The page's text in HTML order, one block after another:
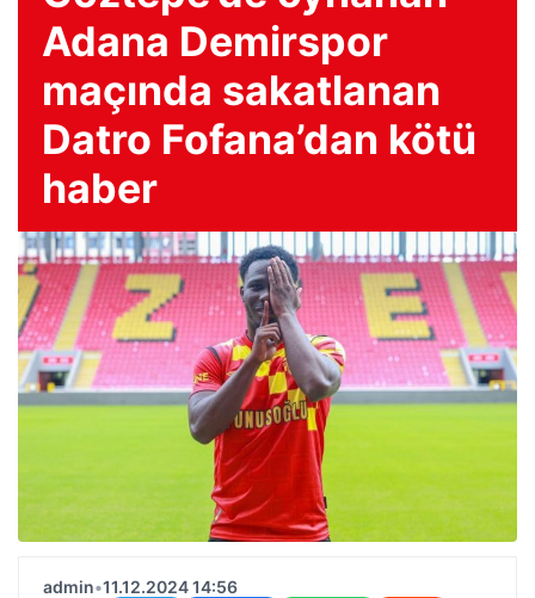
Adana Demirspor
maçında sakatlanan
Datro Fofana’dan kötü
haber
admin•11.12.2024 14:56